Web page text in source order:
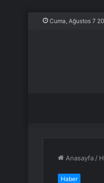
Cuma, Ağustos 7
Anasayfa /
Haber